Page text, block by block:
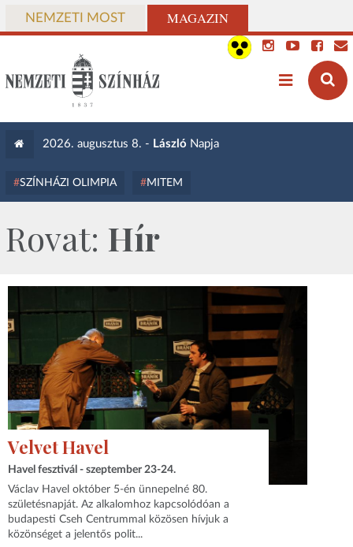
NEMZETI MOST MAGAZIN
2026. augusztus 8. - László Napja
SZÍNHÁZI OLIMPIA MITEM
Rovat: Hír
Velvet Havel
Havel fesztivál - szeptember 23-24.
Václav Havel október 5-én ünnepelné 80.
születésnapját. Az alkalomhoz kapcsolódóan a
budapesti Cseh Centrummal közösen hívjuk a
közönséget a jelentős polit...